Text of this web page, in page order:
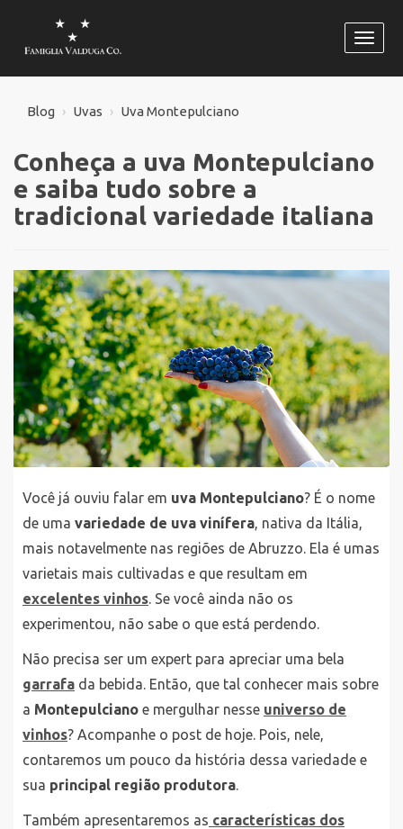
Blog Uvas Uva Montepulciano
Conheça a uva Montepulciano
e saiba tudo sobre a
tradicional variedade italiana
Você já ouviu falar em uva Montepulciano? É o nome
de uma variedade de uva vinífera, nativa da Itália,
mais notavelmente nas regiões de Abruzzo. Ela é umas
varietais mais cultivadas e que resultam em
excelentes vinhos. Se você ainda não os
experimentou, não sabe o que está perdendo.
Não precisa ser um expert para apreciar uma bela
garrafa da bebida. Então, que tal conhecer mais sobre
a Montepulciano e mergulhar nesse universo de
vinhos? Acompanhe o post de hoje. Pois, nele,
contaremos um pouco da história dessa variedade e
sua principal região produtora.
Também apresentaremos as características dos